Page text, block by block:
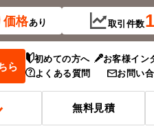
格あり 取引件数
ら
初めての方へ お客様イン
よくある質問
お問い
無料見積